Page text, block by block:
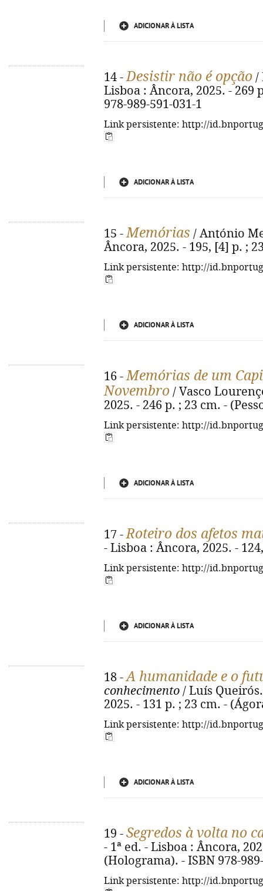
ADICIONAR À LISTA
14 -Desistir não é opção /
Lisboa : Âncora, 2025. - 269
978-989-591-031-1
Link persistente: http://
ADICIONAR À LISTA
15 -Memórias / António
Âncora, 2025. - 195, [4] p. ;
Link persistente: http://
ADICIONAR À LISTA
16 -Memórias de um
Novembro / Vasco
2025. - 246 p. ; 23 cm. -
Link persistente: http://
ADICIONAR À LISTA
17 -Roteiro dos afetos
- Lisboa : Âncora, 2025. -
Link persistente: http://
ADICIONAR À LISTA
18 -A humanidade e o
conhecimento / Luís
2025. - 131 p. ; 23 cm. -
Link persistente: http://
ADICIONAR À LISTA
19 - Segredos à volta no
- 1ª ed. - Lisboa : Âncora,
(Holograma). - ISBN 978-
Link persistente: http://